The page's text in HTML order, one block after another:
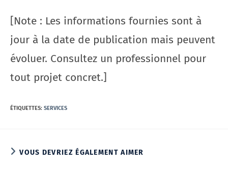
[Note : Les informations fournies sont à
jour à la date de publication mais peuvent
évoluer. Consultez un professionnel pour
tout projet concret.]
ÉTIQUETTES: SERVICES
VOUS DEVRIEZ ÉGALEMENT AIMER